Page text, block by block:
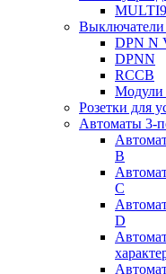
DPN N
DPNN
RCCB
Розетки для
Автоматы 3-
B
C
D